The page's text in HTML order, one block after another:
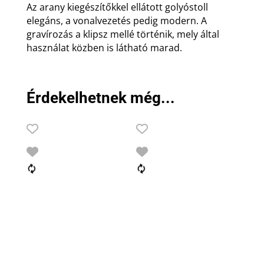
Az arany kiegészítőkkel ellátott golyóstoll
elegáns, a vonalvezetés pedig modern. A
gravírozás a klipsz mellé történik, mely által
használat közben is látható marad.
Érdekelhetnek még...